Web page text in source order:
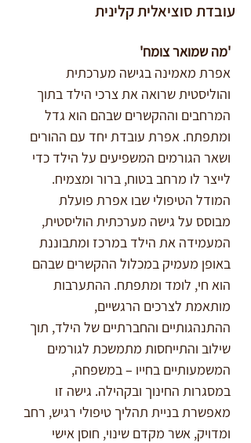
עובדת סוציאלית קלינית
'מה שמואר צומח'
אפרת מאמינה בגישה מערכתית
והוליסטית שרואה את צרכי הילד בתוך
המרחבים וההקשרים שבהם הוא גדל
ומתפתח. אפרת עובדת יחד עם ההורים
ושאר הגורמים המשפיעים על הילד כדי
לייצר לו מרחב בטוח, ברור ומצמיח.
המודל הטיפולי שבו אפרת פועלת
מבוסס על גישה מערכתית הוליסטית,
המעמידה את הילד במרכז ומתבוננת
באופן מעמיק במכלול ההקשרים שבהם
הוא חי, לומד ומתפתח. ההתערבות
מותאמת לצרכים הרגשיים,
ההתנהגותיים והחברתיים של הילד, תוך
שילוב והתייחסות מתמשכת לגורמים
המשמעותיים בחייו – במשפחה,
במסגרות החינוך ובקהילה. גישה זו
מאפשרת בניית תהליך טיפולי רגיש, רחב
ומדויק, אשר מקדם שינוי, חוסן אישי